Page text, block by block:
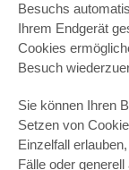
Besuchs
Ihrem Endgerät
Cookies
Besuch
Sie können Ihren
Setzen von
Einzelfall
Fälle oder